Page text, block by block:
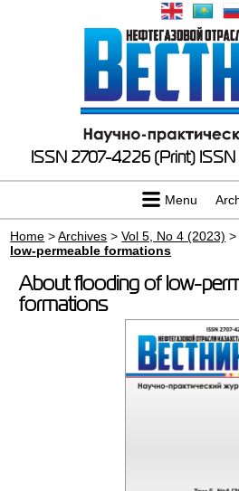
ISSN 2707-4226 (Print)
Menu
Home >Archives >Vol 5, No 4 (2023)
low-permeable formations
About flooding of low-
formations